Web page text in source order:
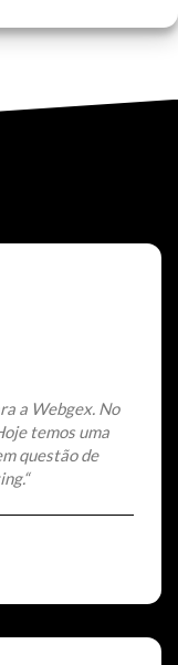
a Webgex. No
temos uma
questão de
“